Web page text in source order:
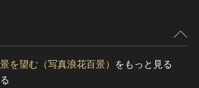
を望む（写真浪花百景） をもっと見る